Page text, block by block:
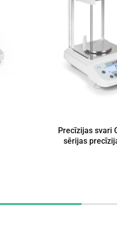
Precīzijas svari
sērijas